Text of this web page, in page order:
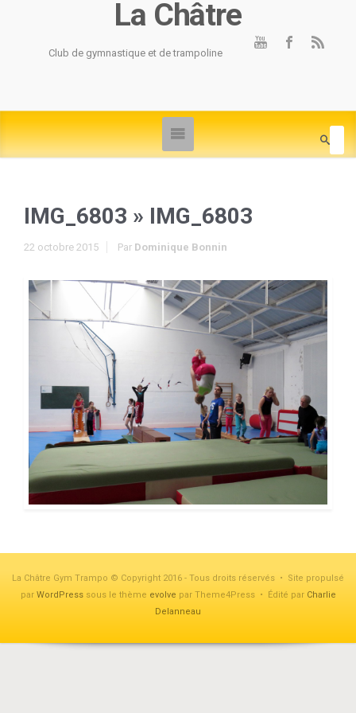
La Châtre
Club de gymnastique et de trampoline
IMG_6803 » IMG_6803
22 octobre 2015 Par Dominique Bonnin
La Châtre Gym Trampo © Copyright 2016 - Tous droits réservés • Site propulsé
par WordPresssous le thème evolve par Theme4Press • Édité par Charlie
Delanneau